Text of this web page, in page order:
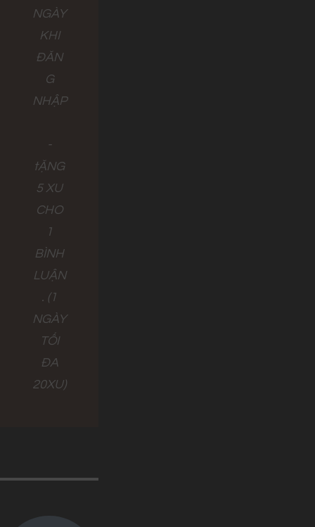
NGÀY
KHI
ĐĂN
G
NHẬP
-
tẶNG
5 XU
CHO
1
BÌNH
LUẬN
. (1
NGÀY
TỐI
ĐA
20XU)